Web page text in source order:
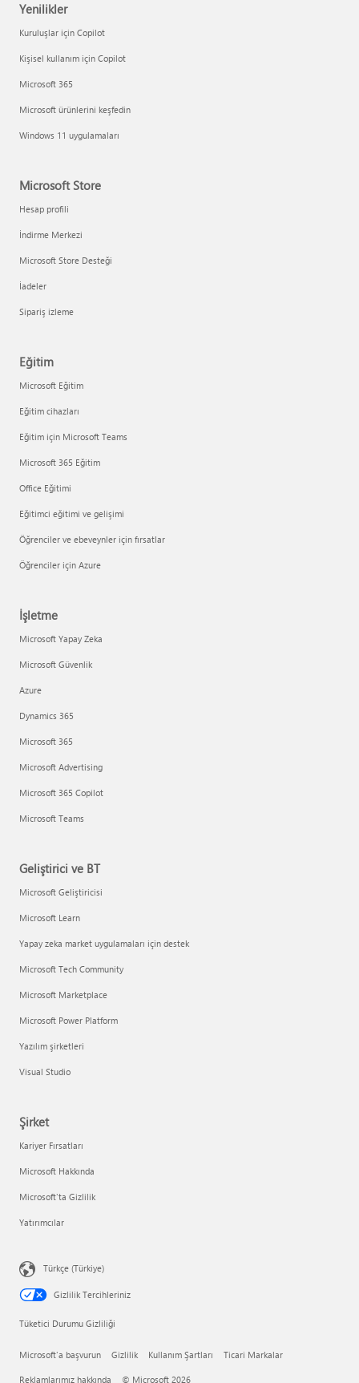
Yenilikler
Kuruluşlar için Copilot
Kişisel kullanım için Copilot
Microsoft 365
Microsoft ürünlerini keşfedin
Windows 11 uygulamaları
Microsoft Store
Hesap profili
İndirme Merkezi
Microsoft Store Desteği
İadeler
Sipariş izleme
Eğitim
Microsoft Eğitim
Eğitim cihazları
Eğitim için Microsoft Teams
Microsoft 365 Eğitim
Office Eğitimi
Eğitimci eğitimi ve gelişimi
Öğrenciler ve ebeveynler için fırsatlar
Öğrenciler için Azure
İşletme
Microsoft Yapay Zeka
Microsoft Güvenlik
Azure
Dynamics 365
Microsoft 365
Microsoft Advertising
Microsoft 365 Copilot
Microsoft Teams
Geliştirici ve BT
Microsoft Geliştiricisi
Microsoft Learn
Yapay zeka market uygulamaları için destek
Microsoft Tech Community
Microsoft Marketplace
Microsoft Power Platform
Yazılım şirketleri
Visual Studio
Şirket
Kariyer Fırsatları
Microsoft Hakkında
Microsoft'ta Gizlilik
Yatırımcılar
Türkçe (Türkiye)
Gizlilik Tercihleriniz
Tüketici Durumu Gizliliği
Microsoft'a başvurun Gizlilik Kullanım Şartları Ticari Markalar
Reklamlarımız hakkında © Microsoft 2026